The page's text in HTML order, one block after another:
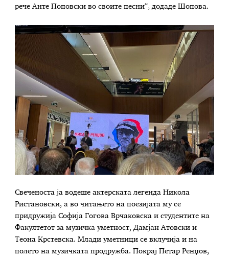
рече Анте Поповски во своите песни“, додаде Шопова.
Свеченоста ја водеше актерската легенда Никола
Ристановски, а во читањето на поезијата му се
придружија Софија Гогова Врчаковска и студентите на
Факултетот за музичка уметност, Дамјан Атовски и
Теона Крстевска. Млади уметници се вклучија и на
полето на музичката продружба. Покрај Петар Ренџов,